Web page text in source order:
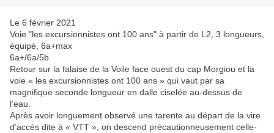
Le 6 février 2021
Voie "les excursionnistes ont 100 ans" à partir de L2, 3 longueurs,
équipé, 6a+max
6a+/6a/5b
Retour sur la falaise de la Voile face ouest du cap Morgiou et la
voie « les excursionnistes ont 100 ans » qui vaut par sa
magnifique seconde longueur en dalle ciselée au-dessus de
l’eau.
Après avoir longuement observé une tarente au départ de la vire
d’accès dite à « VTT », on descend précautionneusement celle-